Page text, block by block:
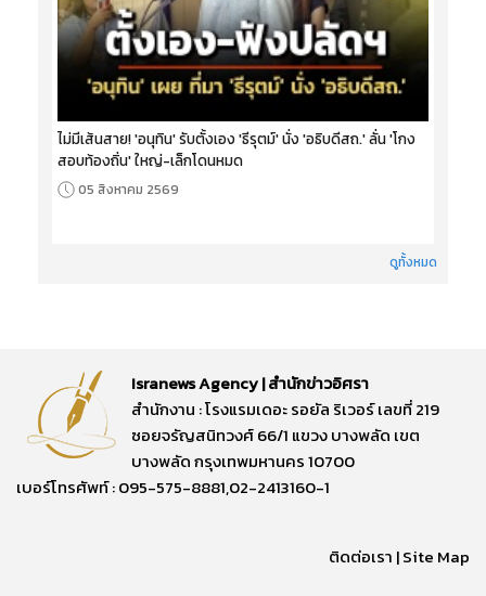
ไม่มีเส้นสาย! 'อนุทิน' รับตั้งเอง 'ธีรุตม์' นั่ง 'อธิบดีสถ.' ลั่น 'โกง
สอบท้องถิ่น' ใหญ่-เล็กโดนหมด
05 สิงหาคม 2569
ดูทั้งหมด
Isranews Agency | สำนักข่าวอิศรา
สำนักงาน : โรงแรมเดอะ รอยัล ริเวอร์ เลขที่ 219
ซอยจรัญสนิทวงศ์ 66/1 แขวง บางพลัด เขต
บางพลัด กรุงเทพมหานคร 10700
เบอร์โทรศัพท์ : 095-575-8881,02-2413160-1
ติดต่อเรา |Site Map